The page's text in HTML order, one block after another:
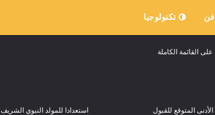
تكنولوجيا
القائمة الكاملة
استعدادا للمولد النبوي